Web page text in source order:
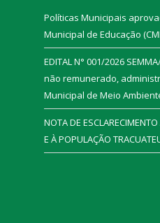
Políticas Municipais
Municipal de Educação
EDITAL N° 001/2026
não remunerado,
Municipal de Meio
NOTA DE
E À POPULAÇÃO